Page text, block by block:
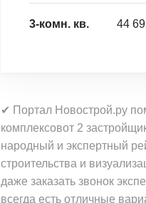
3-комн. кв. 44
✔ Портал Новострой.ру
комплексовот 2
народный и экспертный
строительства и
даже заказать звонок
всегда есть отличные